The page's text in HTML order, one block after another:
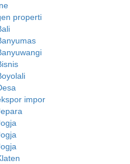
properti
impor